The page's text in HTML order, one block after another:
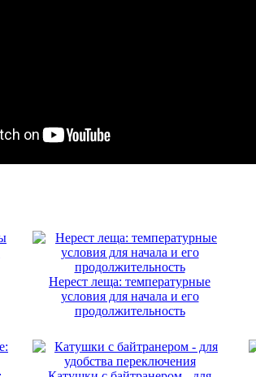
Нерест леща: температурные
условия для начала и его
продолжительность